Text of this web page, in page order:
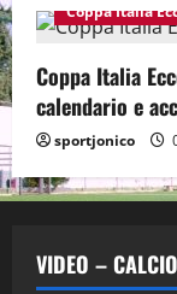
Coppa Italia
Coppa Italia
calendario e
sportjonico
VIDEO –
Altri Sport